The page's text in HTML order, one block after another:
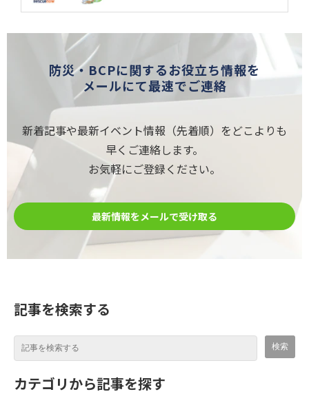
防災・BCPに関するお役立ち情報を
メールにて最速でご連絡
新着記事や最新イベント情報（先着順）をどこよりも
早くご連絡します。
お気軽にご登録ください。
最新情報をメールで受け取る
記事を検索する
カテゴリから記事を探す